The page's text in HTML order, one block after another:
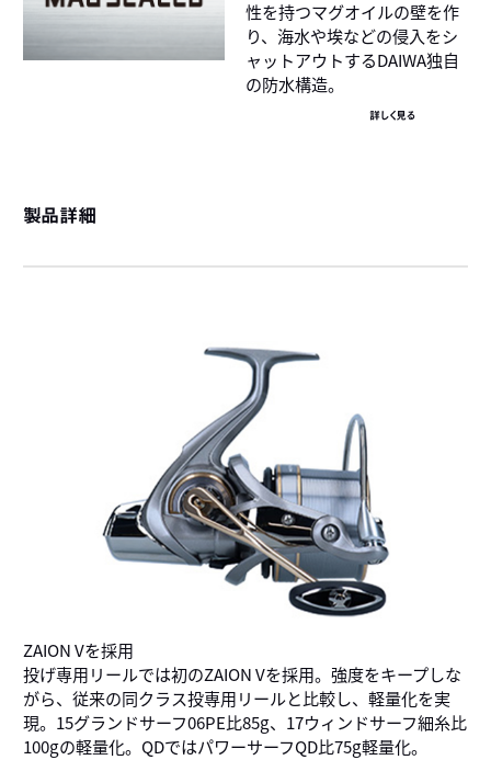
性を持つマグオイルの壁を作
り、海水や埃などの侵入をシ
ャットアウトするDAIWA独自
の防水構造。
詳しく見る
製品詳細
ZAION Vを採用
投げ専用リールでは初のZAION Vを採用。強度をキープしな
がら、従来の同クラス投専用リールと比較し、軽量化を実
現。15グランドサーフ06PE比85g、17ウィンドサーフ細糸比
100gの軽量化。QDではパワーサーフQD比75g軽量化。